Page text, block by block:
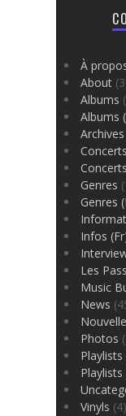
À
About
Albums
Albums
Archives
Concerts
Genres
Genres
Infos
Les
Music
News
Photos
Playlists
Playlists
Vinyls (4)